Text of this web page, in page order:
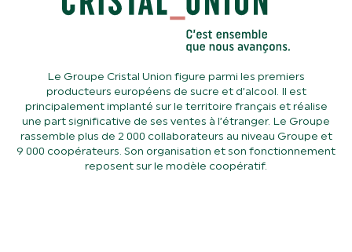
Le Groupe Cristal Union figure parmi les premiers
producteurs européens de sucre et d’alcool. Il est
principalement implanté sur le territoire français et réalise
une part significative de ses ventes à l’étranger. Le Groupe
rassemble plus de 2 000 collaborateurs au niveau Groupe et
9 000 coopérateurs. Son organisation et son fonctionnement
reposent sur le modèle coopératif.